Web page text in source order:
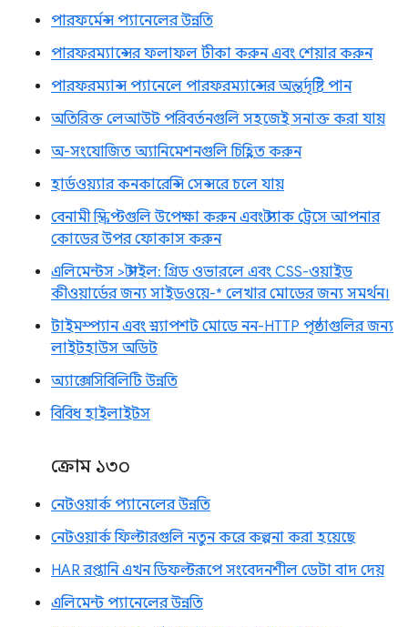
পারফর্মেন্স প্যানেলের উন্নতি
পারফরম্যান্সের ফলাফল টীকা করুন এবং শেয়ার করুন
পারফরম্যান্স প্যানেলে পারফরম্যান্সের অন্তর্দৃষ্টি পান
অতিরিক্ত লেআউট পরিবর্তনগুলি সহজেই সনাক্ত করা যায়
অ-সংযোজিত অ্যানিমেশনগুলি চিহ্নিত করুন
হার্ডওয়্যার কনকারেন্সি সেন্সরে চলে যায়
বেনামী স্ক্রিপ্টগুলি উপেক্ষা করুন এবং স্ট্যাক ট্রেসে আপনার
কোডের উপর ফোকাস করুন
এলিমেন্টস > স্টাইল: গ্রিড ওভারলে এবং CSS-ওয়াইড
কীওয়ার্ডের জন্য সাইডওয়ে-* লেখার মোডের জন্য সমর্থন।
টাইমস্প্যান এবং স্ন্যাপশট মোডে নন-HTTP পৃষ্ঠাগুলির জন্য
লাইটহাউস অডিট
অ্যাক্সেসিবিলিটি উন্নতি
বিবিধ হাইলাইটস
ক্রোম ১৩০
নেটওয়ার্ক প্যানেলের উন্নতি
নেটওয়ার্ক ফিল্টারগুলি নতুন করে কল্পনা করা হয়েছে
HAR রপ্তানি এখন ডিফল্টরূপে সংবেদনশীল ডেটা বাদ দেয়
এলিমেন্ট প্যানেলের উন্নতি